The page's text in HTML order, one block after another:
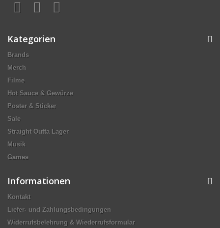
Kategorien
Brands
Merch
Filme
Hot Sauce & Gewürze
Poster & Sticker
Sale
Straight Outta Lager
Musik
Games
Informationen
Kontakt
Liefer- und Zahlungsbedingungen
Widerrufsbelehrung & Wiederrufsformular